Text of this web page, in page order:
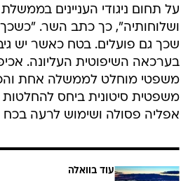
על תחום ניגודי העניינים
ושלוחותיה", כך כתב השר.
שכך גם פועלים. בטח כאשר יש
בערכאה השיפוטית העליונה.
משפטי מוחלט לממשלה אחת
משפטית סיטונית ביחס
אפליה פסולה ושימוש לרעה בכח
עוד בוואלה